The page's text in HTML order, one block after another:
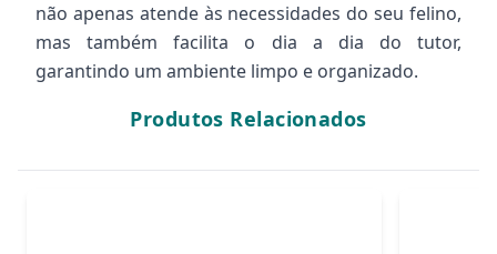
não apenas atende às necessidades do seu felino,
mas também facilita o dia a dia do tutor,
garantindo um ambiente limpo e organizado.
Produtos Relacionados